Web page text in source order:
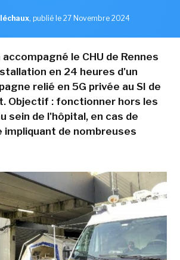
, publié le 27 Novembre 2024
accompagné le CHU de Rennes
en 24 heures d'un
relié en 5G privée au SI de
Objectif : fonctionner hors les
sein de l'hôpital, en cas de
de nombreuses